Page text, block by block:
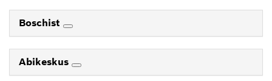
Boschist
Abikeskus